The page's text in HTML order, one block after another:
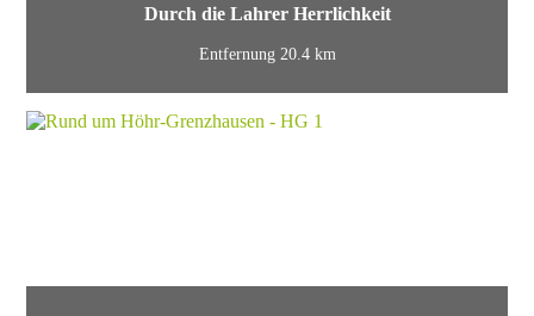
Durch die Lahrer Herrlichkeit
Entfernung 20.4 km